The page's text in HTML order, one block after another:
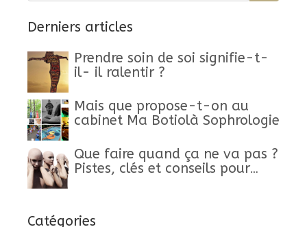
Derniers articles
Prendre soin de soi signifie-t-
il- il ralentir ?
Mais que propose-t-on au
cabinet Ma Botiolà Sophrologie
Que faire quand ça ne va pas ?
Pistes, clés et conseils pour
Catégories